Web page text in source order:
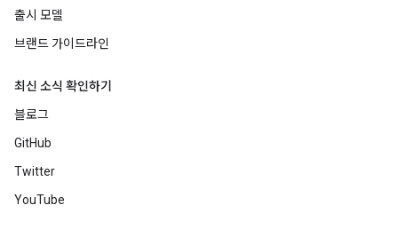
출시 모델
브랜드 가이드라인
최신 소식 확인하기
블로그
GitHub
Twitter
YouTube